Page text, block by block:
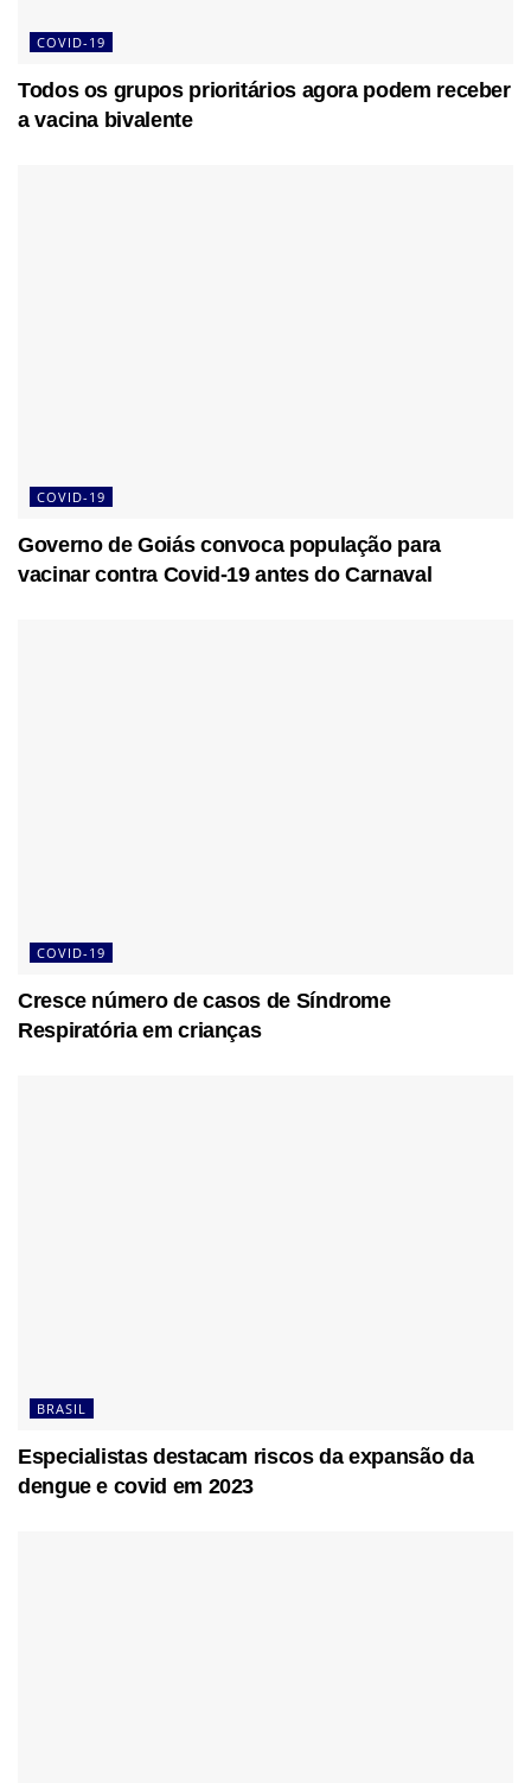
COVID-19
Todos os grupos prioritários agora podem receber
a vacina bivalente
COVID-19
Governo de Goiás convoca população para
vacinar contra Covid-19 antes do Carnaval
COVID-19
Cresce número de casos de Síndrome
Respiratória em crianças
BRASIL
Especialistas destacam riscos da expansão da
dengue e covid em 2023